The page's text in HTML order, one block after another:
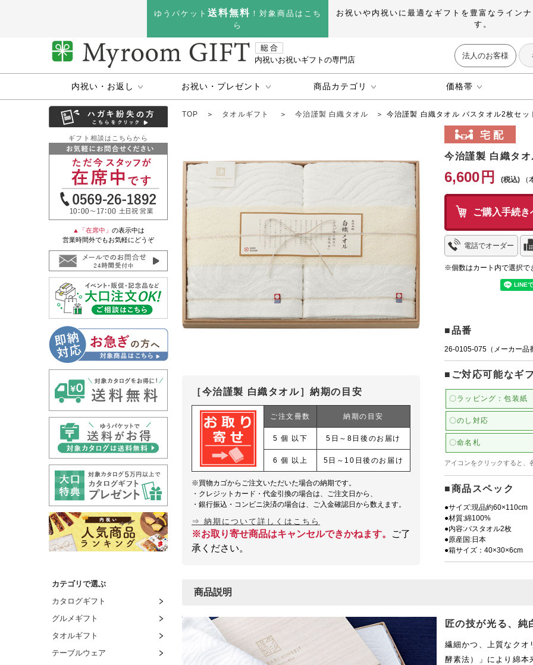
ゆうパケット 送料無料 ！対象商品はこち
ら
お祝いや内祝いに最適なギフトを豊富なライン
す。
内祝いお祝いギフトの専門店
法人のお客様
内祝い・お返し お祝い・プレゼント 商品カテゴリ 価格帯
ギフト相談はこちらから
▲「在席中」 の表示中は
営業時間外でもお気軽にどうぞ
カテゴリで選ぶ
カタログギフト
グルメギフト
タオルギフト
テーブルウェア
TOP ＞ タオルギフト ＞今治謹製 白織タオル ＞ 今治謹製 白織タオル バスタオル2枚セ
［今治謹製 白織タオル］納期の目安
ご注文冊数 納期の目安
5 個 以下 5日～8日後のお届け
6 個 以上 5日～10日後のお届け
※買物カゴからご注文いただいた場合の納期です。
・クレジットカード・代金引換の場合は、ご注文日から、
・銀行振込・コンビニ決済の場合は、ご入金確認日から数えます。
⇒ 納期について詳しくはこちら
※お取り寄せ商品はキャンセルできかねます。
ご了
承ください。
今治謹製 白織タ
6,600 円
ご購入手続き
電話でオーダー
※個数はカート内で選択で
■品番
26-0105-075（メーカー品
■ご対応可能なギ
〇ラッピング：包装紙
〇のし対応
〇命名札
アイコンをクリックすると、
■商品スペック
●サイズ:現品約60×110cm
●材質:綿100%
●内容:バスタオル2枚
●原産国:日本
●箱サイズ：40×30×6cm
商品説明
匠の技が光る、純
繊細かつ、上質なク
酵素法）」により綿